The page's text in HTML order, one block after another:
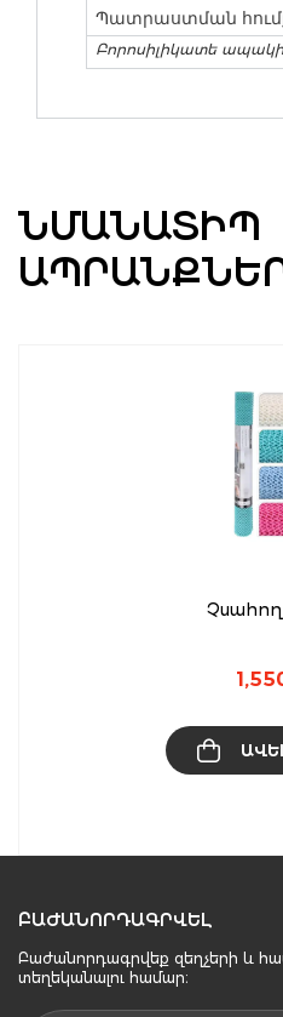
Պատրաստման
Բորոսիլիկատե
ՆՄԱՆԱՏԻՊ
ԲԱԺԱՆՈՐԴԱԳՐՎԵԼ
Բաժանորդագրվեք զեղչերի և
տեղեկանալու համար։